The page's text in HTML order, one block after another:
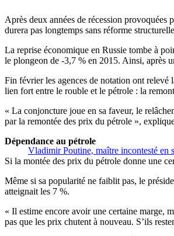
Après deux années de récession
durera pas longtemps sans réforme
La reprise économique en Russie tombe à
le plongeon de -3,7 % en 2015. Ainsi, après
Fin février les agences de notation ont relevé
lien fort entre le rouble et le pétrole : la
« La conjoncture joue en sa faveur, le
par la remontée des prix du pétrole »,
Vladimir Poutine, maître incontesté en
Dépendance au pétrole
Si la montée des prix du pétrole donne une
Même si sa popularité ne faiblit pas, le
atteignait les 7 %.
« Il estime encore avoir une certaine marge,
pas que les prix chutent à nouveau. S’ils